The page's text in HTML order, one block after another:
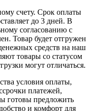
счету. Срок оплаты
до 3 дней. В
согласованию с
Товар будет отгружен
средств на наш
товары со статусом
могут отличаться.
условия оплаты,
платежей,
готовы предложить
и комфорт для